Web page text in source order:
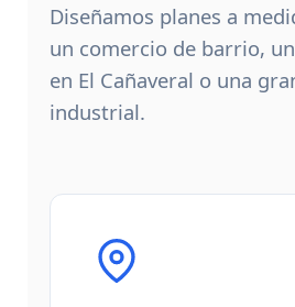
Diseñamos planes a
un comercio de barrio,
en El Cañaveral o una
industrial.